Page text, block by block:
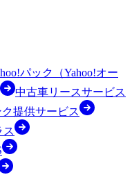
パック（Yahoo!オー
中古車リースサービス
提供サービス
ス